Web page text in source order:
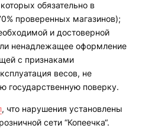
обязательно в
проверенных магазинов);
и достоверной
ненадлежащее оформление
с признаками
весов, не
государственную поверку.
, что нарушения установлены
сети “Копеечка“.